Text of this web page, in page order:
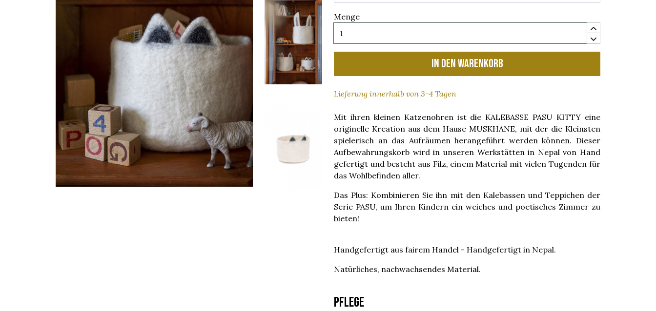
Menge
In den Warenkorb
Lieferung innerhalb von 3-4 Tagen
Mit ihren kleinen Katzenohren ist die KALEBASSE PASU KITTY eine
originelle Kreation aus dem Hause MUSKHANE, mit der die Kleinsten
spielerisch an das Aufräumen herangeführt werden können. Dieser
Aufbewahrungskorb wird in unseren Werkstätten in Nepal von Hand
gefertigt und besteht aus Filz, einem Material mit vielen Tugenden für
das Wohlbefinden aller.
Das Plus: Kombinieren Sie ihn mit den Kalebassen und Teppichen der
Serie PASU, um Ihren Kindern ein weiches und poetisches Zimmer zu
bieten!
Handgefertigt aus fairem Handel - Handgefertigt in Nepal.
Natürliches, nachwachsendes Material.
Pflege